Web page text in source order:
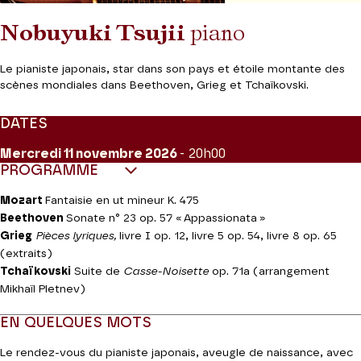
Nobuyuki Tsujii piano
Le pianiste japonais, star dans son pays et étoile montante des
scènes mondiales dans Beethoven, Grieg et Tchaïkovski.
DATES
Mercredi 11 novembre 2026 - 20h00
PROGRAMME
Mozart Fantaisie en ut mineur K. 475
Beethoven Sonate n° 23 op. 57 « Appassionata »
Grieg Pièces lyriques, livre I op. 12, livre 5 op. 54, livre 8 op. 65
(extraits)
Tchaïkovski Suite de Casse-Noisetteop. 71a (arrangement
Mikhaïl Pletnev)
EN QUELQUES MOTS
Le rendez-vous du pianiste japonais, aveugle de naissance, avec